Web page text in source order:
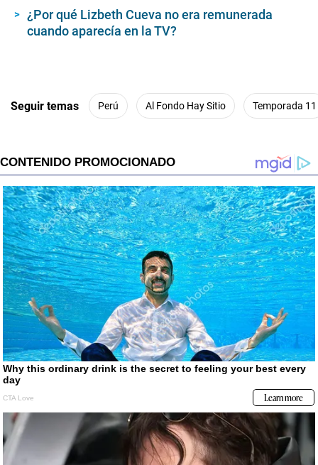
¿Por qué Lizbeth Cueva no era remunerada
cuando aparecía en la TV?
Seguir temas Perú Al Fondo Hay Sitio Temporada 11